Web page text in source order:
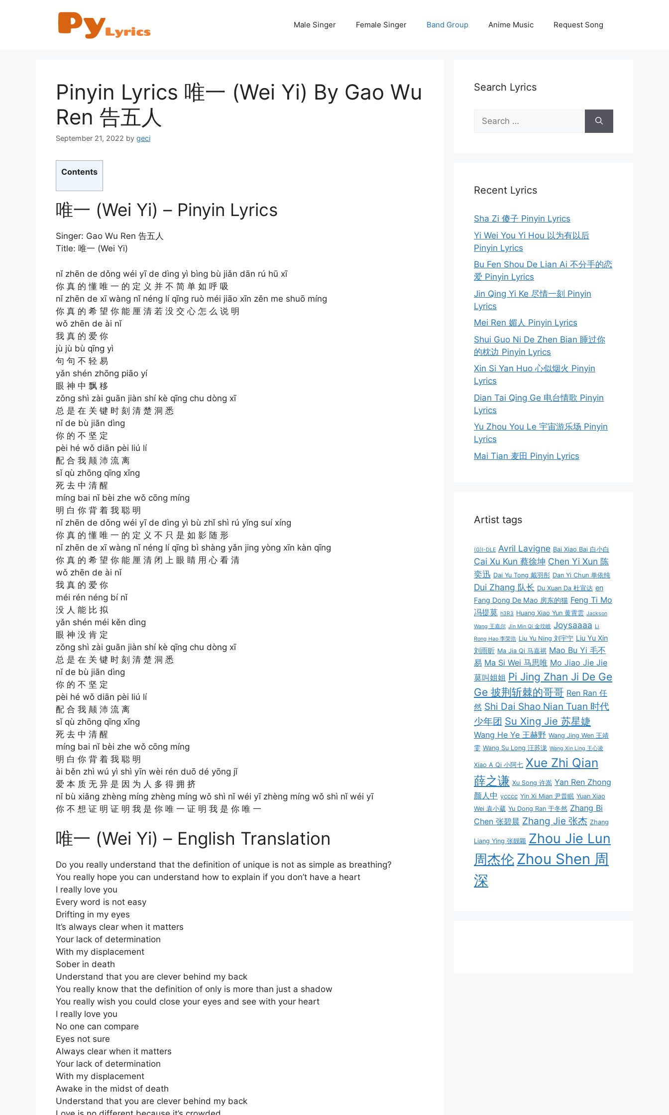
Male Singer Female Singer Band Group Anime Music Request Song
Pinyin Lyrics 唯一 (Wei Yi) By Gao Wu
Ren 告五人
September 21, 2022 by geci
Contents
唯一 (Wei Yi) – Pinyin Lyrics
Singer: Gao Wu Ren 告五人
Title: 唯一 (Wei Yi)
nǐ zhēn de dǒng wéi yī de dìng yì bìng bù jiǎn dān rú hū xī
你 真 的 懂 唯 一 的 定 义 并 不 简 单 如 呼 吸
nǐ zhēn de xī wàng nǐ néng lí qīng ruò méi jiāo xīn zěn me shuō míng
你 真 的 希 望 你 能 厘 清 若 没 交 心 怎 么 说 明
wǒ zhēn de ài nǐ
我 真 的 爱 你
jù jù bù qīng yì
句 句 不 轻 易
yǎn shén zhōng piāo yí
眼 神 中 飘 移
zǒng shì zài guān jiàn shí kè qīng chu dòng xī
总 是 在 关 键 时 刻 清 楚 洞 悉
nǐ de bù jiān dìng
你 的 不 坚 定
pèi hé wǒ diān pèi liú lí
配 合 我 颠 沛 流 离
sǐ qù zhōng qīng xǐng
死 去 中 清 醒
míng bai nǐ bèi zhe wǒ cōng míng
明 白 你 背 着 我 聪 明
nǐ zhēn de dǒng wéi yī de dìng yì bù zhǐ shì rú yǐng suí xíng
你 真 的 懂 唯 一 的 定 义 不 只 是 如 影 随 形
nǐ zhēn de xī wàng nǐ néng lí qīng bì shàng yǎn jing yòng xīn kàn qīng
你 真 的 希 望 你 能 厘 清 闭 上 眼 睛 用 心 看 清
wǒ zhēn de ài nǐ
我 真 的 爱 你
méi rén néng bí nǐ
没 人 能 比 拟
yǎn shén méi kěn dìng
眼 神 没 肯 定
zǒng shì zài guān jiàn shí kè qīng chu dòng xī
总 是 在 关 键 时 刻 清 楚 洞 悉
nǐ de bù jiān dìng
你 的 不 坚 定
pèi hé wǒ diān pèi liú lí
配 合 我 颠 沛 流 离
sǐ qù zhōng qīng xǐng
死 去 中 清 醒
míng bai nǐ bèi zhe wǒ cōng míng
明 白 你 背 着 我 聪 明
ài běn zhì wú yì shì yīn wèi rén duō dé yōng jǐ
爱 本 质 无 异 是 因 为 人 多 得 拥 挤
nǐ bù xiǎng zhèng míng zhèng míng wǒ shì nǐ wéi yī zhèng míng wǒ shì nǐ wéi yī
你 不 想 证 明 证 明 我 是 你 唯 一 证 明 我 是 你 唯 一
唯一 (Wei Yi) – English Translation
Do you really understand that the definition of unique is not as simple as breathing?
You really hope you can understand how to explain if you don’t have a heart
I really love you
Every word is not easy
Drifting in my eyes
It’s always clear when it matters
Your lack of determination
With my displacement
Sober in death
Understand that you are clever behind my back
You really know that the definition of only is more than just a shadow
You really wish you could close your eyes and see with your heart
I really love you
No one can compare
Eyes not sure
Always clear when it matters
Your lack of determination
With my displacement
Awake in the midst of death
Understand that you are clever behind my back
Search Lyrics
Search
for:
Recent Lyrics
Sha Zi 傻子 Pinyin Lyrics
Yi Wei You Yi Hou 以为有以后
Pinyin Lyrics
Bu Fen Shou De Lian Ai 不分手的恋
爱 Pinyin Lyrics
Jin Qing Yi Ke 尽情一刻 Pinyin
Lyrics
Mei Ren 媚人 Pinyin Lyrics
Shui Guo Ni De Zhen Bian 睡过你
的枕边 Pinyin Lyrics
Xin Si Yan Huo 心似烟火 Pinyin
Lyrics
Dian Tai Qing Ge 电台情歌 Pinyin
Lyrics
Yu Zhou You Le 宇宙游乐场 Pinyin
Lyrics
Mai Tian 麦田 Pinyin Lyrics
Artist tags
(G)I-DLE Avril Lavigne Bai Xiao Bai 白小白
Cai Xu Kun 蔡徐坤 Chen Yi Xun 陈
奕迅 Dai Yu Tong 戴羽彤 Dan Yi Chun 单依纯
Dui Zhang 队长 Du Xuan Da 杜宣达 en
Fang Dong De Mao 房东的猫 Feng Ti Mo
冯提莫 h3R3 Huang Xiao Yun 黄霄雲 Jackson
Wang 王嘉尔 Jin Min Qi 金玟岐 Joysaaaa Li
Rong Hao 李荣浩 Liu Yu Ning 刘宇宁 Liu Yu Xin
刘雨昕 Ma Jia Qi 马嘉祺 Mao Bu Yi 毛不
易 Ma Si Wei 马思唯 Mo Jiao Jie Jie
莫叫姐姐 Pi Jing Zhan Ji De Ge
Ge 披荆斩棘的哥哥 Ren Ran 任
然 Shi Dai Shao Nian Tuan 时代
少年团 Su Xing Jie 苏星婕
Wang He Ye 王赫野 Wang Jing Wen 王靖
雯 Wang Su Long 汪苏泷 Wang Xin Ling 王心凌
Xiao A Qi 小阿七 Xue Zhi Qian
薛之谦 Xu Song 许嵩 Yan Ren Zhong
颜人中 ycccc Yin Xi Mian 尹昔眠 Yuan Xiao
Wei 袁小葳 Yu Dong Ran 于冬然 Zhang Bi
Chen 张碧晨 Zhang Jie 张杰 Zhang
Liang Ying 张靓颖 Zhou Jie Lun
周杰伦Zhou Shen 周
深